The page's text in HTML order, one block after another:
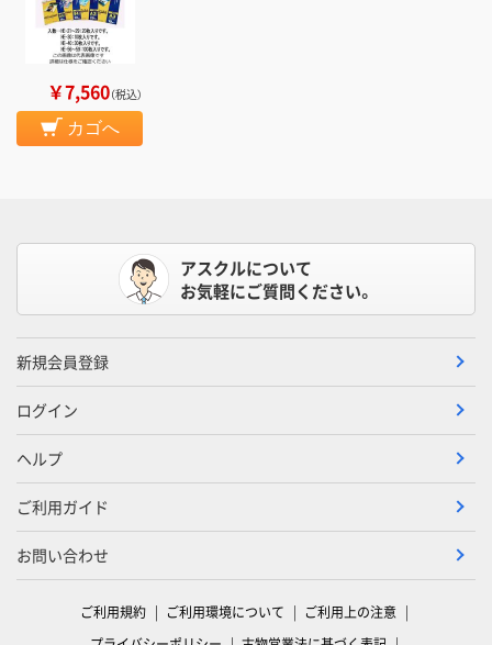
￥7,560（税込）
カゴへ
アスクルについて
お気軽にご質問ください。
新規会員登録
ログイン
ヘルプ
ご利用ガイド
お問い合わせ
ご利用規約 ご利用環境について
ご利用上の注意